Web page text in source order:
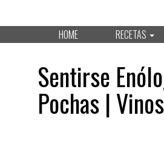
HOME RECETAS
Sentirse
Pochas |